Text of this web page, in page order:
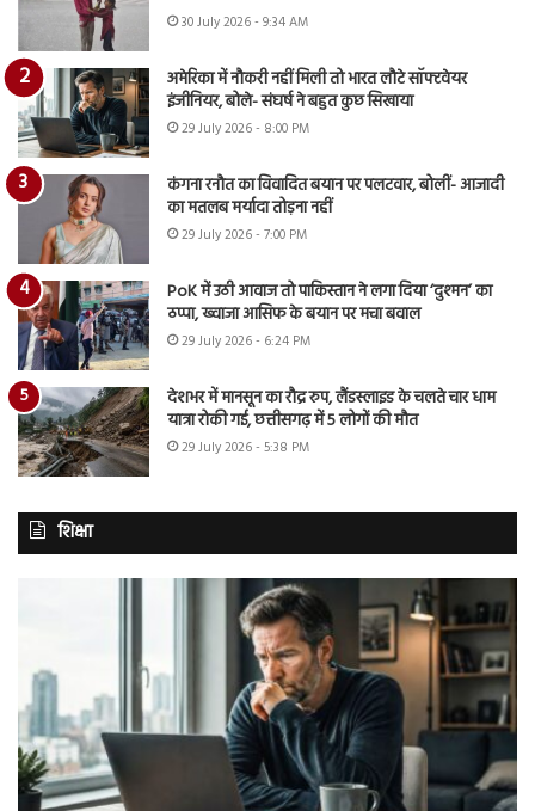
30 July 2026 - 9:34 AM
अमेरिका में नौकरी नहीं मिली तो भारत लौटे सॉफ्टवेयर
इंजीनियर, बोले- संघर्ष ने बहुत कुछ सिखाया
29 July 2026 - 8:00 PM
कंगना रनौत का विवादित बयान पर पलटवार, बोलीं- आजादी
का मतलब मर्यादा तोड़ना नहीं
29 July 2026 - 7:00 PM
PoK में उठी आवाज तो पाकिस्तान ने लगा दिया ‘दुश्मन’ का
ठप्पा, ख्वाजा आसिफ के बयान पर मचा बवाल
29 July 2026 - 6:24 PM
देशभर में मानसून का रौद्र रुप, लैंडस्लाइड के चलते चार धाम
यात्रा रोकी गई, छत्तीसगढ़ में 5 लोगों की मौत
29 July 2026 - 5:38 PM
शिक्षा